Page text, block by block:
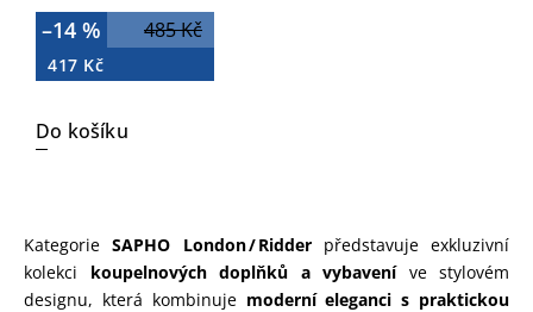
485 Kč
–14 %
417 Kč
Do košíku
KategorieSAPHO London / Ridderpředstavuje exkluzivní
kolekci koupelnových doplňků a vybaveníve stylovém
designu, která kombinuje moderní eleganci s praktickou